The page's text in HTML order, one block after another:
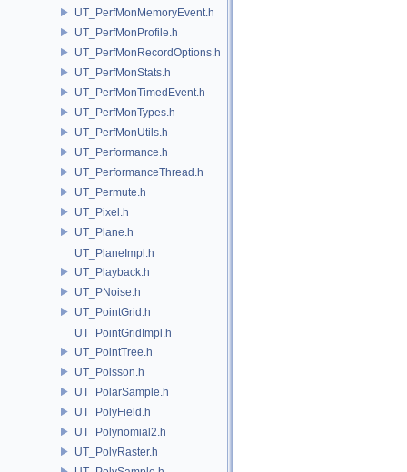
UT_PerfMonMemoryEvent.h
UT_PerfMonProfile.h
UT_PerfMonRecordOptions.h
UT_PerfMonStats.h
UT_PerfMonTimedEvent.h
UT_PerfMonTypes.h
UT_PerfMonUtils.h
UT_Performance.h
UT_PerformanceThread.h
UT_Permute.h
UT_Pixel.h
UT_Plane.h
UT_PlaneImpl.h
UT_Playback.h
UT_PNoise.h
UT_PointGrid.h
UT_PointGridImpl.h
UT_PointTree.h
UT_Poisson.h
UT_PolarSample.h
UT_PolyField.h
UT_Polynomial2.h
UT_PolyRaster.h